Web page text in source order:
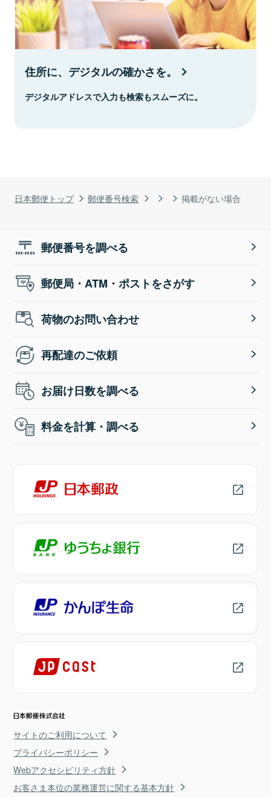
日本郵便トップ 郵便番号検索 掲載がない場合
住所に、デジタルの確かさを。
デジタルアドレスで入力も検索もスムーズに。
郵便番号を調べる
郵便局・ATM・ポストをさがす
荷物のお問い合わせ
再配達のご依頼
お届け日数を調べる
料金を計算・調べる
サイトのご利用について
プライバシーポリシー
Webアクセシビリティ方針
お客さま本位の業務運営に関する基本方針